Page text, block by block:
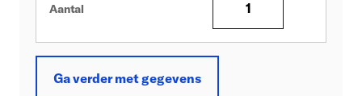
Aantal
Ga verder met gegevens